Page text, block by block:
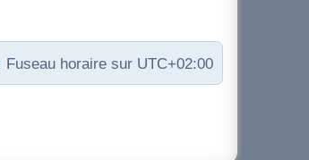
Fuseau horaire sur UTC+02:00